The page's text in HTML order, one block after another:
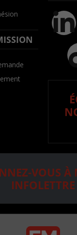
VOUS À
INFOLETTRE